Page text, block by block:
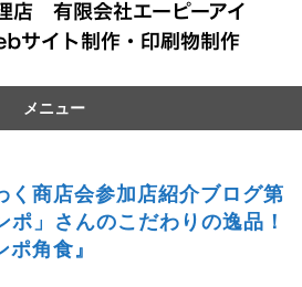
メニュー
く商店会参加店紹介ブログ第
ポ」さんのこだわりの逸品！
ポ角食』